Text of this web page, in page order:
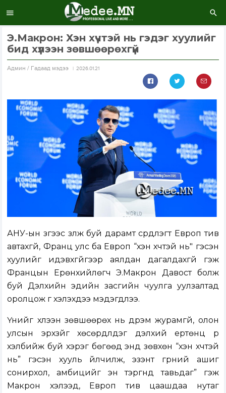
Э.Макрон: Хэн хүчтэй нь гэдэг хуулийг
бид хүлээн зөвшөөрөхгүй
Aдмин / Гадаад мэдээ 2026.01.21
АНУ-ын зүгээс үзүүлж буй дарамт сүрдүүлэгт Европ тив
автахгүй, Франц улс ба Европ “хэн хүчтэй нь" гэсэн
хуулийг идэвхгүйгээр аялдан дагалдахгүй гэж
Францын Ерөнхийлөгч Э.Макрон Давост болж
буй Дэлхийн эдийн засгийн чуулга уулзалтад
оролцож үг хэлэхдээ мэдэгдлээ.
Үүнийг хүлээн зөвшөөрөх нь дүрэм журамгүй, олон
улсын эрхзүйг хөсөрдүүлдэг дэлхий ертөнц рүү
хэлбийж буй хэрэг бөгөөд энд зөвхөн “хэн хүчтэй
нь” гэсэн хууль үйлчилж, эзэнт гүрний ашиг
сонирхол, амбицийг эн тэргүүнд тавьдаг” гэж
Макрон хэлээд, Европ тив цаашдаа нутаг